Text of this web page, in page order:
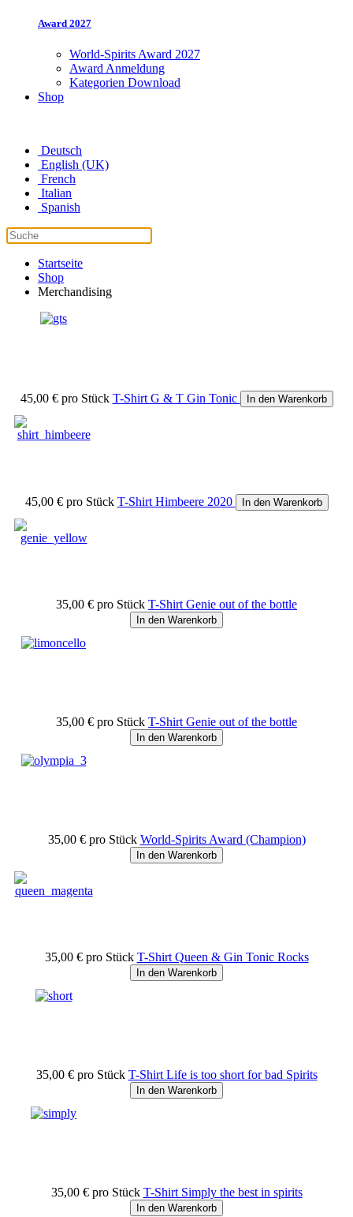
Award 2027
World-Spirits Award 2027
Award Anmeldung
Kategorien Download
Shop
Deutsch
English (UK)
French
Italian
Spanish
Startseite
Shop
Merchandising
45,00 € pro Stück T-Shirt G & T Gin Tonic In den Warenkorb
45,00 € pro Stück T-Shirt Himbeere 2020 In den Warenkorb
35,00 € pro Stück T-Shirt Genie out of the bottle
In den Warenkorb
35,00 € pro Stück T-Shirt Genie out of the bottle
In den Warenkorb
35,00 € pro Stück World-Spirits Award (Champion)
In den Warenkorb
35,00 € pro Stück T-Shirt Queen & Gin Tonic Rocks
In den Warenkorb
35,00 € pro Stück T-Shirt Life is too short for bad Spirits
In den Warenkorb
35,00 € pro Stück T-Shirt Simply the best in spirits
In den Warenkorb